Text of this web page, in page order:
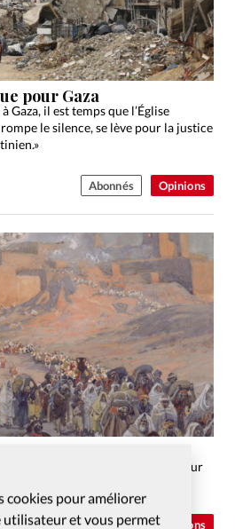
cookies pour améliorer
utilisateur et vous permet
Opinions
pour Gaza
Gaza, il est temps que l’Église
le silence, se lève pour la justice
Abonnés
Opinions
ou hérésie?
des avis forts, parfois tranchés sur
Abonnés